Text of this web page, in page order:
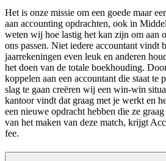
Het is onze missie om een goede maar
aan accounting opdrachten, ook in
weten wij hoe lastig het kan zijn om aan
ons passen. Niet iedere accountant vindt
jaarrekeningen even leuk en anderen
het doen van de totale boekhouding.
koppelen aan een accountant die staat te
slag te gaan creëren wij een win-win
kantoor vindt dat graag met je werkt en
een nieuwe opdracht hebben die ze
van het maken van deze match, krijgt
fee.